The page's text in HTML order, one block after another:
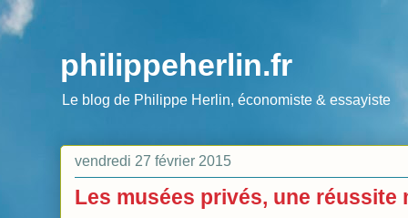
philippeherlin.fr
Le blog de Philippe Herlin, économiste & essayiste
vendredi 27 février 2015
Les musées privés, une réussite